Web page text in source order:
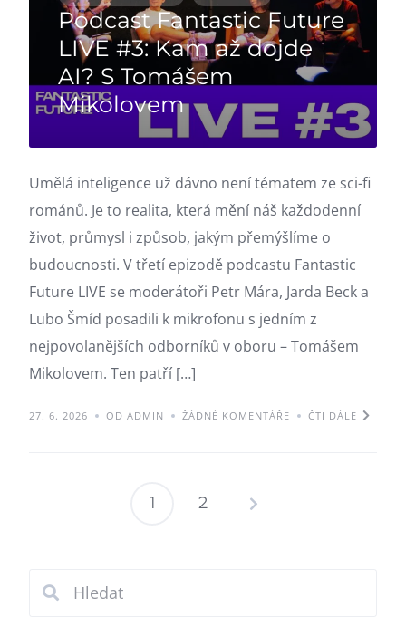
Podcast Fantastic Future
LIVE #3: Kam až dojde
AI? S Tomášem
Mikolovem
Umělá inteligence už dávno není tématem ze sci-fi
románů. Je to realita, která mění náš každodenní
život, průmysl i způsob, jakým přemýšlíme o
budoucnosti. V třetí epizodě podcastu Fantastic
Future LIVE se moderátoři Petr Mára, Jarda Beck a
Lubo Šmíd posadili k mikrofonu s jedním z
nejpovolanějších odborníků v oboru – Tomášem
Mikolovem. Ten patří […]
27. 6. 2026 OD ADMIN ŽÁDNÉ KOMENTÁŘE ČTI DÁLE
Stránkování
1 2